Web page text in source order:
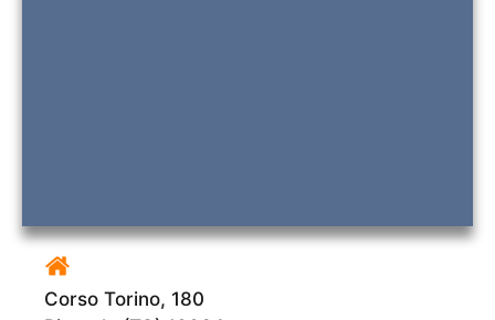
Corso Torino, 180